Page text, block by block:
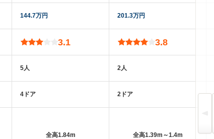
144.7万円
3.1
5人
4ドア
全高1.84m
201.3万円
3.8
2人
2ドア
全高1.39m～1.4m